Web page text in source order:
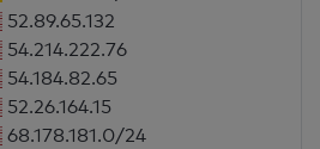
52.89.65.132
54.214.222.76
54.184.82.65
52.26.164.15
68.178.181.0/24